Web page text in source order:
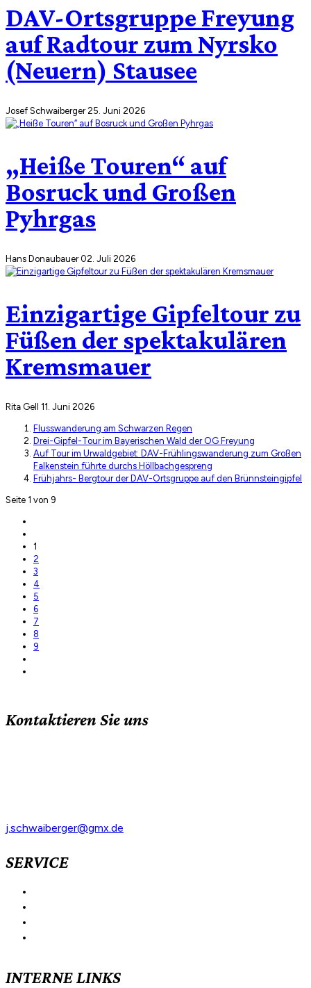
DAV-Ortsgruppe Freyung
auf Radtour zum Nyrsko
(Neuern) Stausee
Josef Schwaiberger 25. Juni 2026
„Heiße Touren“ auf
Bosruck und Großen
Pyhrgas
Hans Donaubauer 02. Juli 2026
Einzigartige Gipfeltour zu
Füßen der spektakulären
Kremsmauer
Rita Gell 11. Juni 2026
Flusswanderung am Schwarzen Regen
Drei-Gipfel-Tour im Bayerischen Wald der OG Freyung
Auf Tour im Urwaldgebiet: DAV-Frühlingswanderung zum Großen
Falkenstein führte durchs Höllbachgespreng
Frühjahrs- Bergtour der DAV-Ortsgruppe auf den Brünnsteingipfel
Seite 1 von 9
1
2
3
4
5
6
7
8
9
Kontaktieren Sie uns
j.schwaiberger@gmx.de
SERVICE
INTERNE LINKS